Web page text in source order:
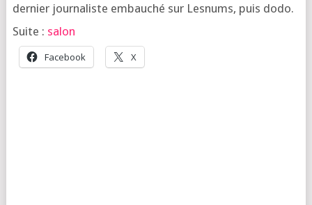
der­nier jour­na­liste embau­ché sur Les­nums, puis dodo.
Suite : salon
Face­book X